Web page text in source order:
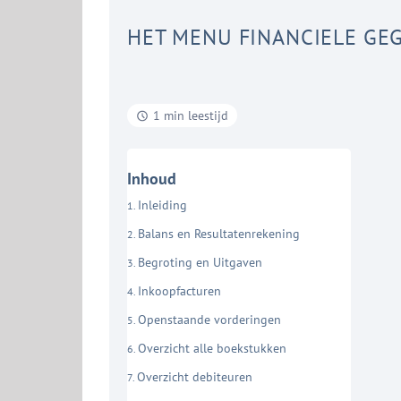
HET MENU FINANCIELE
1 min leestijd
Inhoud
Inleiding
Balans en Resultatenrekening
Begroting en Uitgaven
Inkoopfacturen
Openstaande vorderingen
Overzicht alle boekstukken
Overzicht debiteuren